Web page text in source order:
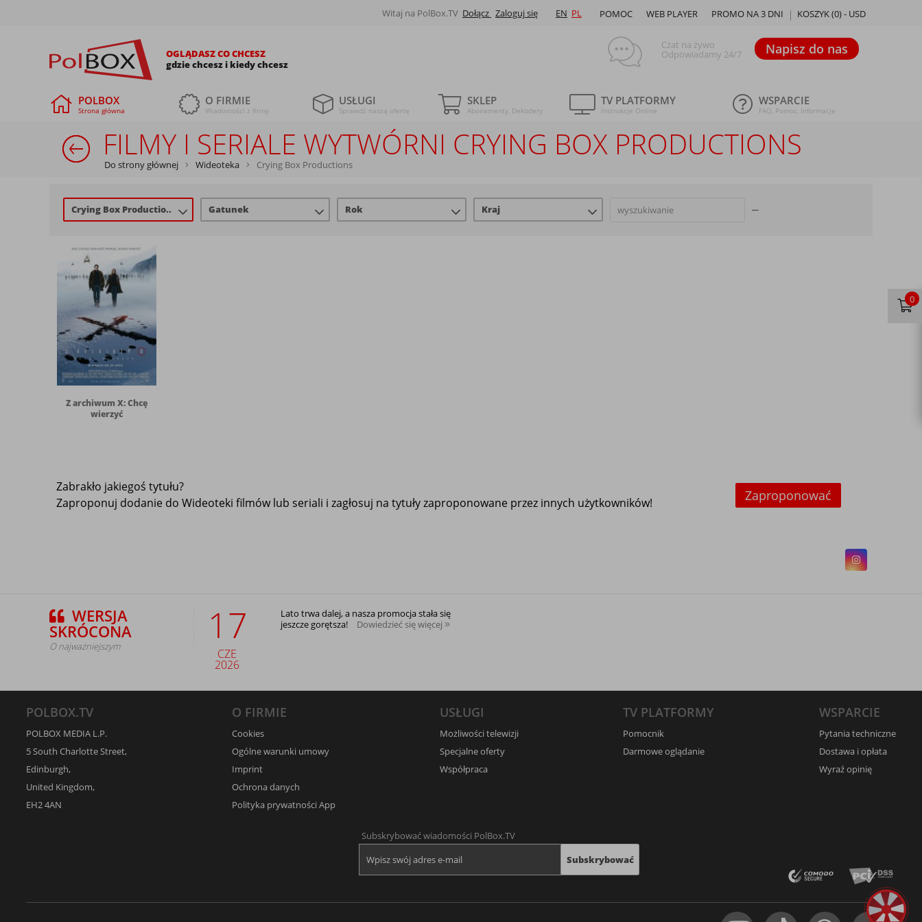
Witaj na PolBox.TV Dołącz Zaloguj się EN PL KOSZYK (0) - USD
PROMO NA 3 DNI
WEB PLAYER
POMOC
OGLĄDASZ CO CHCESZ
gdzie chcesz i kiedy chcesz
Czat na żywo
Odpowiadamy 24/7 Napisz do nas
POLBOX
Strona główna
O FIRMIE
Wiadomości z firmy
USŁUGI
Sprawdź naszą ofertę
SKLEP
Abonamenty, Dekodery
TV PLATFORMY
Instrukcje Online
WSPARCIE
FAQ, Pomoc, Informacje
FILMY I SERIALE WYTWÓRNI CRYING BOX PRODUCTIONS
Do strony głównej Wideoteka Crying Box Productions
Crying Box Productio.. Gatunek Rok Kraj
Z archiwum X: Chcę
wierzyć
Zabrakło jakiegoś tytułu?
Zaproponuj dodanie do Wideoteki filmów lub seriali i zagłosuj na tytuły zaproponowane przez innych użytkowników!
Zaproponować
WERSJA
SKRÓCONA
O najważniejszym 17
CZE
2026
Lato trwa dalej, a nasza promocja stała się
jeszcze gorętsza!
Dowiedzieć się więcej
0
POLBOX.TV
POLBOX MEDIA L.P.
5 South Charlotte Street,
Edinburgh,
United Kingdom,
EH2 4AN
O FIRMIE
Cookies
Ogólne warunki umowy
Imprint
Ochrona danych
Polityka prywatności App
USŁUGI
Możliwości telewizji
Specjalne oferty
Współpraca
TV PLATFORMY
Pomocnik
Darmowe oglądanie
WSPARCIE
Pytania techniczne
Dostawa i opłata
Wyraź opinię
Subskrybować wiadomości PolBox.TV
Subskrybować